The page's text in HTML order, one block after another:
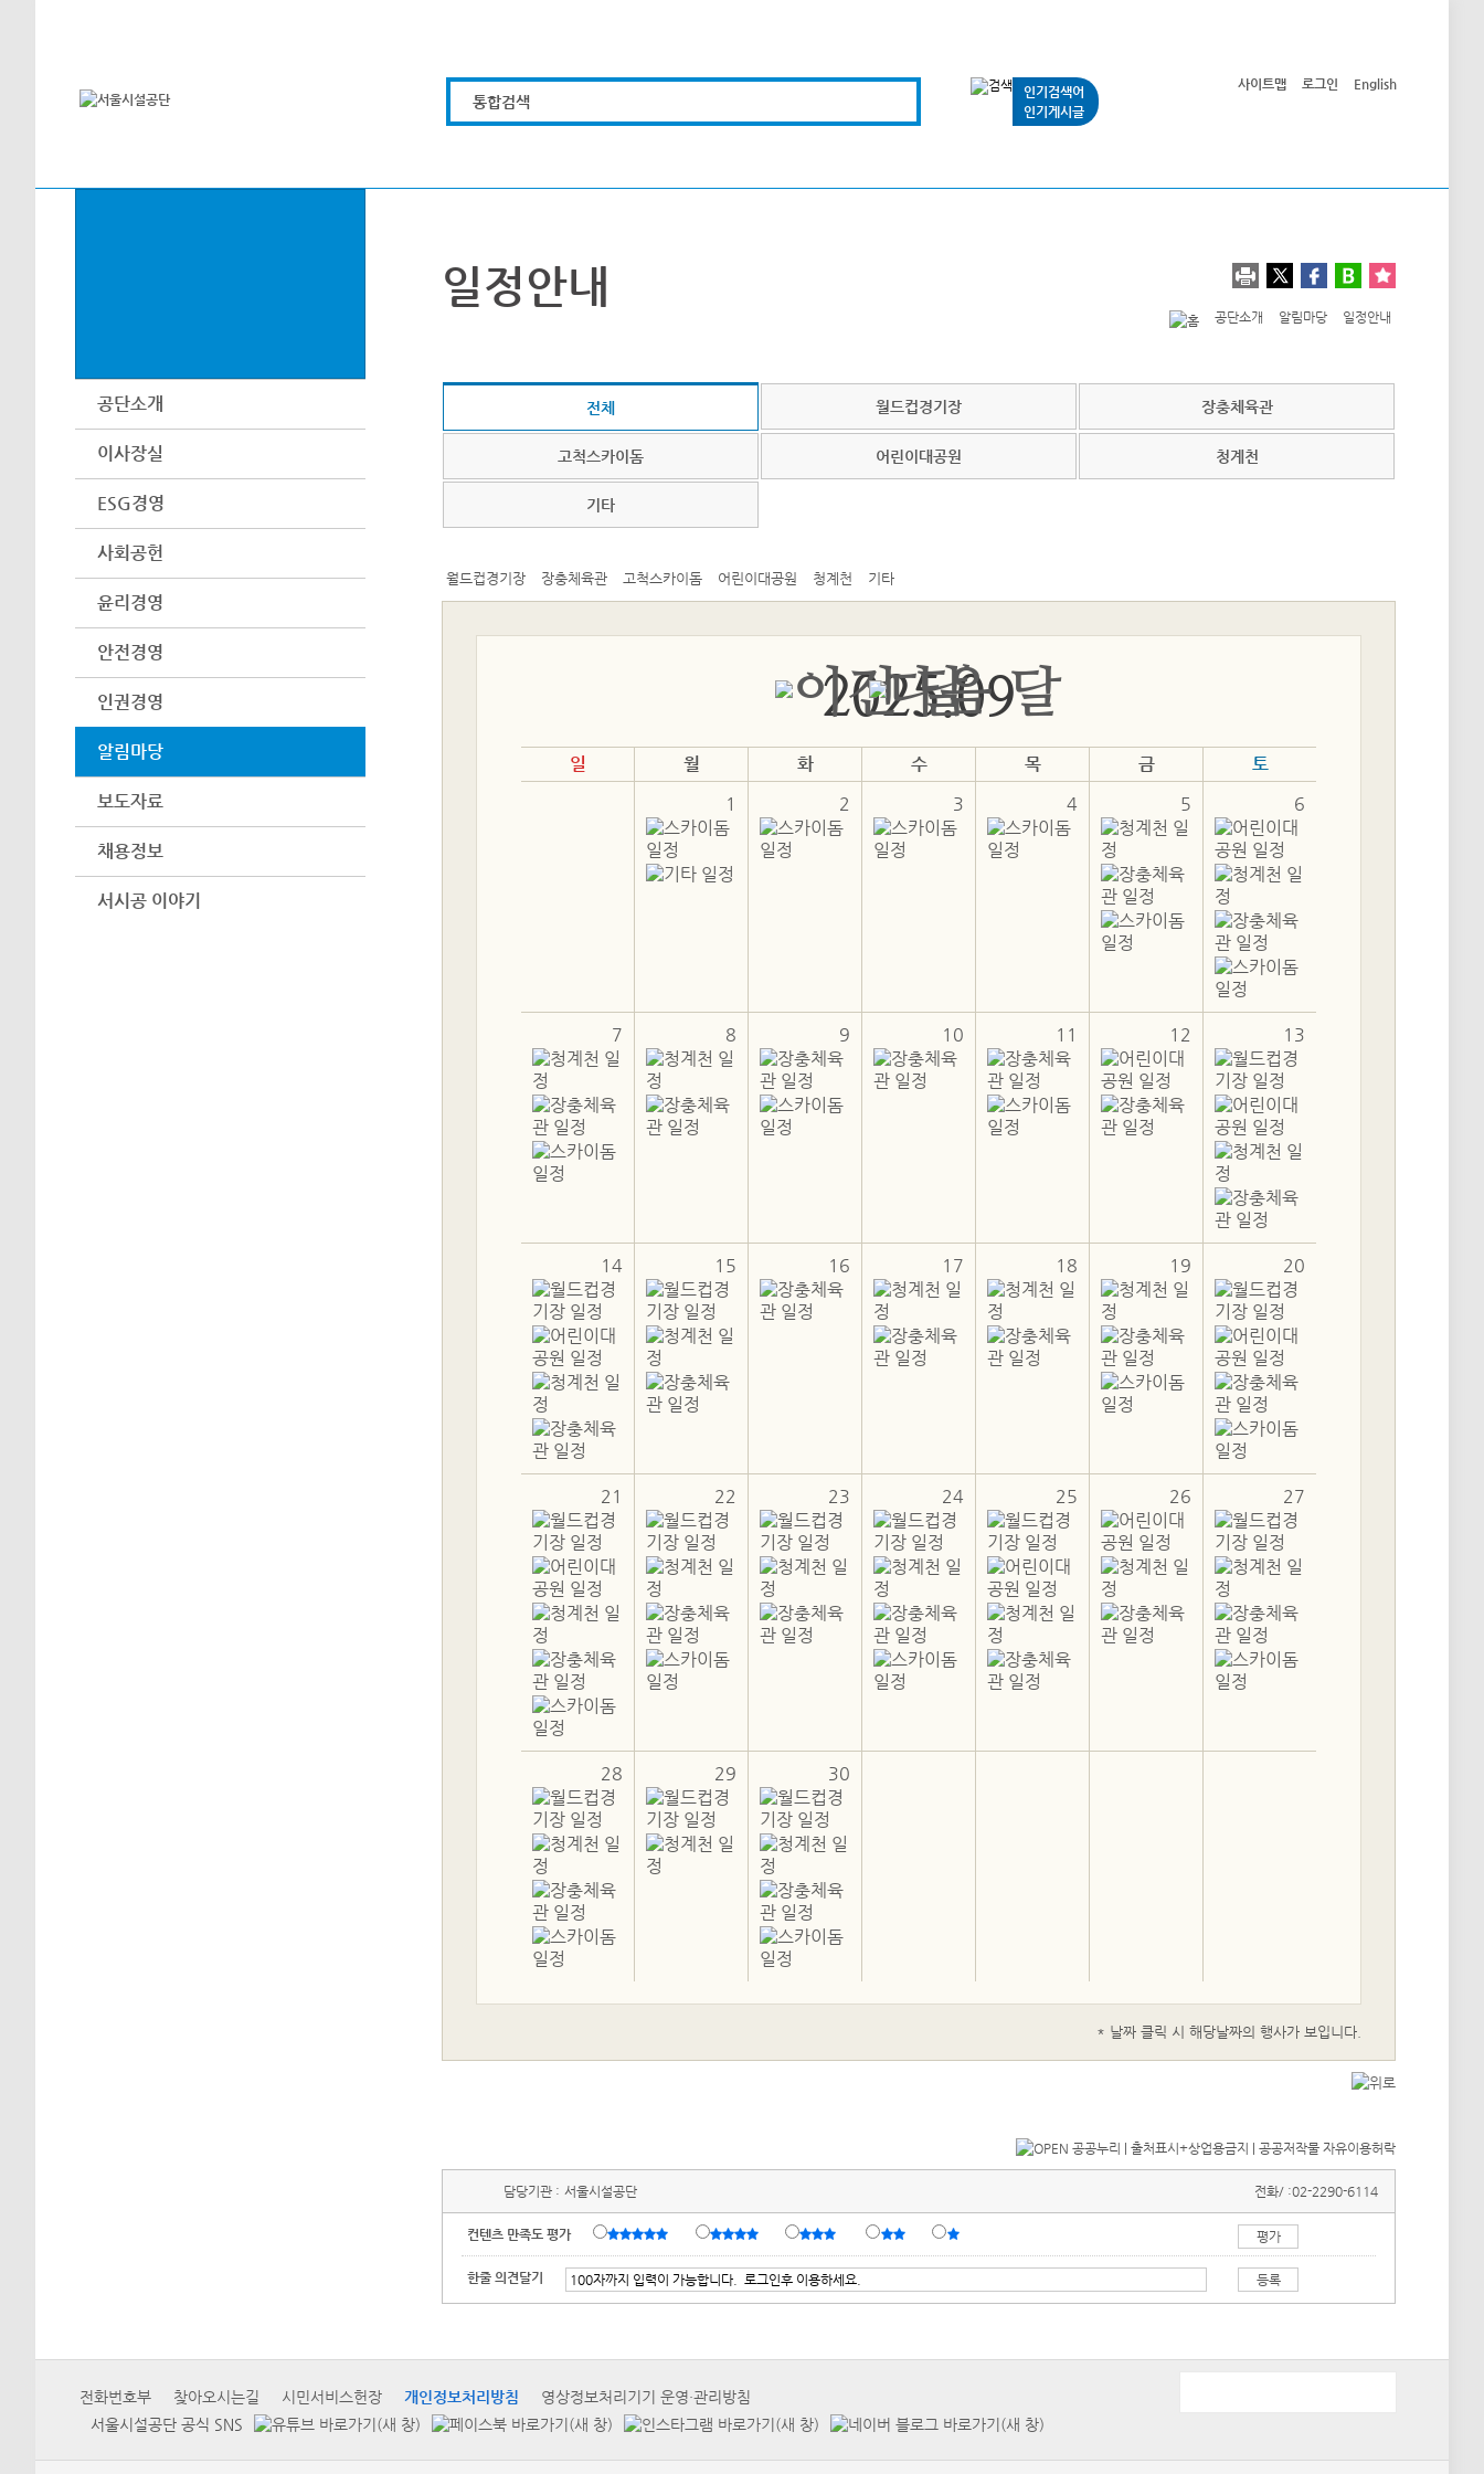
통합검색
인기검색어
인기게시글
사이트맵 로그인 English
공단소개
이사장실
ESG경영
사회공헌
윤리경영
안전경영
인권경영
알림마당
보도자료
채용정보
서시공 이야기
일정안내
공단소개 알림마당 일정안내
전체 월드컵경기장 장충체육관
고척스카이돔 어린이대공원 청계천
기타
월드컵경기장 장충체육관 고척스카이돔 어린이대공원 청계천 기타
2025.09
일 월 화 수 목 금
토
1
2 3 4 5 6
7 8 9 10 11 12 13
14 15 16 17 18 19 20
21 22 23 24 25 26 27
28 29 30
* 날짜 클릭 시 해당날짜의 행사가 보입니다.
담당기관 : 서울시설공단 전화/ :02-2290-6114
컨텐츠 만족도 평가
한줄 의견달기
전화번호부 찾아오시는길 시민서비스헌장 개인정보처리방침
영상정보처리기기 운영·관리방침
서울시설공단 공식 SNS